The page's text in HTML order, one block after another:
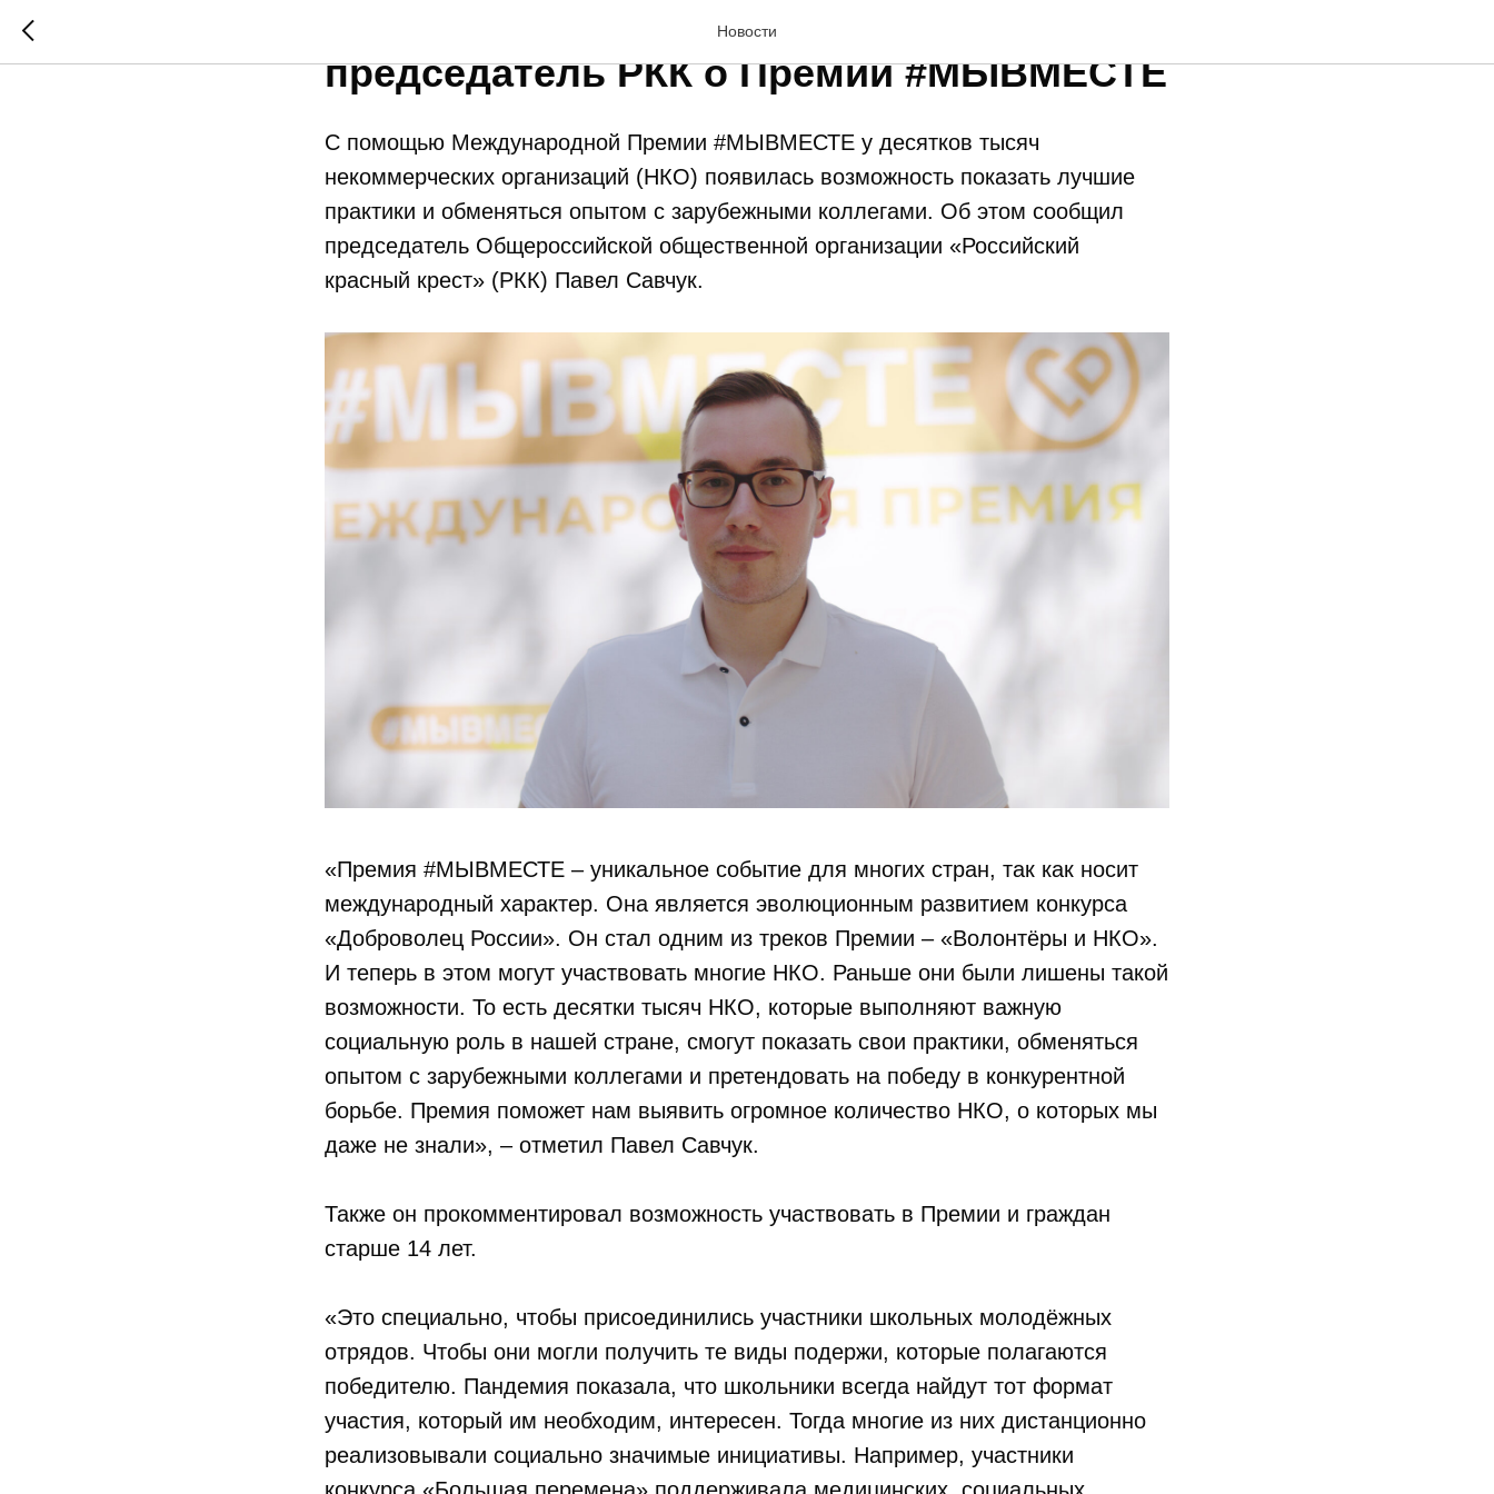
Новости
Тысячи НКО покажут лучшие практики –
председатель РКК о Премии #МЫВМЕСТЕ
С помощью Международной Премии #МЫВМЕСТЕ у десятков тысяч
некоммерческих организаций (НКО) появилась возможность показать лучшие
практики и обменяться опытом с зарубежными коллегами. Об этом сообщил
председатель Общероссийской общественной организации «Российский
красный крест» (РКК) Павел Савчук.
«Премия #МЫВМЕСТЕ – уникальное событие для многих стран, так как носит
международный характер. Она является эволюционным развитием конкурса
«Доброволец России». Он стал одним из треков Премии – «Волонтёры и НКО».
И теперь в этом могут участвовать многие НКО. Раньше они были лишены такой
возможности. То есть десятки тысяч НКО, которые выполняют важную
социальную роль в нашей стране, смогут показать свои практики, обменяться
опытом с зарубежными коллегами и претендовать на победу в конкурентной
борьбе. Премия поможет нам выявить огромное количество НКО, о которых мы
даже не знали», – отметил Павел Савчук.
Также он прокомментировал возможность участвовать в Премии и граждан
старше 14 лет.
«Это специально, чтобы присоединились участники школьных молодёжных
отрядов. Чтобы они могли получить те виды подержи, которые полагаются
победителю. Пандемия показала, что школьники всегда найдут тот формат
участия, который им необходим, интересен. Тогда многие из них дистанционно
реализовывали социально значимые инициативы. Например, участники
конкурса «Большая перемена» поддерживала медицинских, социальных